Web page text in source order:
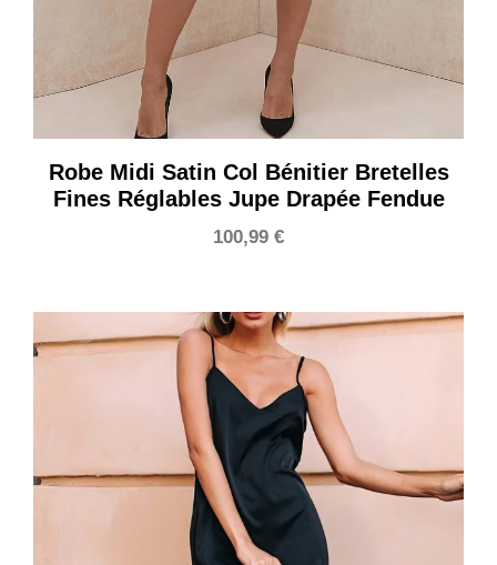
Robe Midi Satin Col Bénitier Bretelles
Fines Réglables Jupe Drapée Fendue
100,99 €